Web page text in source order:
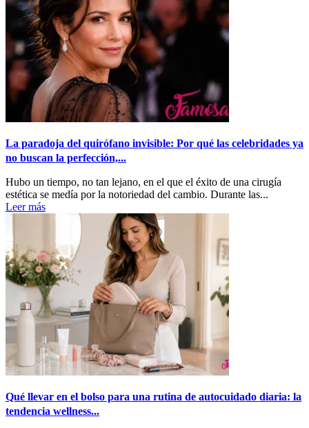
La paradoja del quirófano invisible: Por qué las celebridades ya
no buscan la perfección,...
Hubo un tiempo, no tan lejano, en el que el éxito de una cirugía
estética se medía por la notoriedad del cambio. Durante las...
Leer más
Qué llevar en el bolso para una rutina de autocuidado diaria: la
tendencia wellness...